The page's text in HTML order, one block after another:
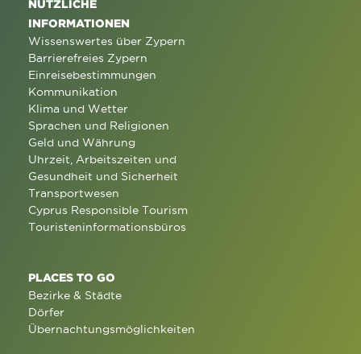
NÜTZLICHE
INFORMATIONEN
Wissenswertes über Zypern
Barrierefreies Zypern
Einreisebestimmungen
Kommunikation
Klima und Wetter
Sprachen und Religionen
Geld und Währung
Uhrzeit, Arbeitszeiten und
Gesundheit und Sicherheit
Transportwesen
Cyprus Responsible Tourism
Touristeninformationsbüros
PLACES TO GO
Bezirke & Städte
Dörfer
Übernachtungsmöglichkeiten